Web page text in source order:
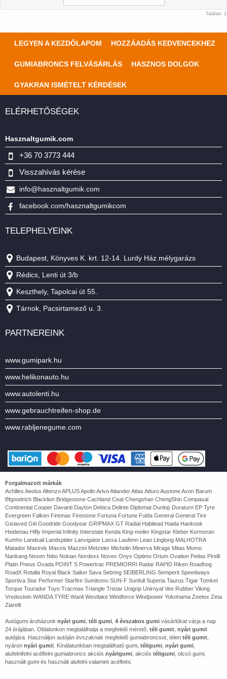
Találat: 1
LEGYEN A KEZDŐLAPOM HOZZÁADÁS KEDVENCEKHEZ
GUMIABRONCS FELVÁSÁRLÁS HASZNOS DOLGOK
GYAKRAN ISMÉTELT KÉRDÉSEK
ELÉRHETŐSÉGEK
Hasznaltgumik.com
+36 70 3773 444
Visszahívás kérése
info@hasznaltgumik.com
facebook.com/hasznaltgumikcom
TELEPHELYEINK
Budapest, Könyves K. krt. 12-14. Lurdy Ház mélygarázs
Rédics, Lenti út 3/b
Keszthely, Tapolcai út 55.
Tárnok, Pacsirtamező u. 3.
PARTNEREINK
www.gumipark.hu
www.helikonauto.hu
www.autolenti.hu
www.gebrauchtreifen-shop.de
www.rabljenegume.com
Forgalmazott márkák
Achilles Aeolus Altenzo APLUS Apollo Arivo Atlander Atlas Atturo Austone Avon Barum
Bfgoodrich Blacklion Bridgestone Cachland Ceat Chengshan ChengShin Compasal
Continental Cooper Davanti Dayton Debica Delinte Diplomat Dunlop Duraturn EP Tyre
Evergreen Falken Firemax Firestone Fortuna Fortune Fulda General General Tire
Gislaved Giti Goodride Goodyear GRIPMAX GT Radial Habilead Haida Hankook
Heidenau Hifly Imperial Infinity Interstate Kenda King-meiler Kingstar Kleber Kormoran
Kumho Landsail Landspider Lanvigator Lassa Laufenn Leao Linglong MALHOTRA
Matador Maxtrek Maxxis Mazzini Metzeler Michelin Minerva Mirage Mitas Momo
Nankang Nexen Nitto Nokian Nordexx Novex Onyx Optimo Orium Ovation Petlas Pirelli
Platin Pneus Ovada POINT S Powertrac PREMIORRI Radar RAPID Riken Roadhog
RoadX Rotalla Royal Black Sailun Sava Sebring SEIBERLING Semperit Speedways
Sportiva Star Performer Starfire Sumitomo SUN-F Sunfull Superia Taurus Tigar Tomket
Torque Tourador Toyo Tracmax Triangle Tristar Unigrip Uniroyal Vee Rubber Viking
Vredestein WANDA TYRE Wanli Westlake Windforce Windpower Yokohama Zeetex Zeta
Ziarelli
Autógumi áruházunk nyári gumi, téli gumi, 4 évszakos gumi vásárlókat várja a nap
24 órájában. Oldalunkon megtalálhatja a megfelelő mérető, téli gumit, nyári gumit
autójára. Használjon autóján évszaknak megfelelő gumiabroncsot, télen téli gumit,
nyáron nyári gumit. Kínálatunkban megtalálható gumi, téligumi, nyári gumi,
alufelnifelni acélfelni gumiabroncs akciós nyárigumi, akciós téligumi, olcsó gumi,
használt gumi és használt alufelni valamint acélfelni.